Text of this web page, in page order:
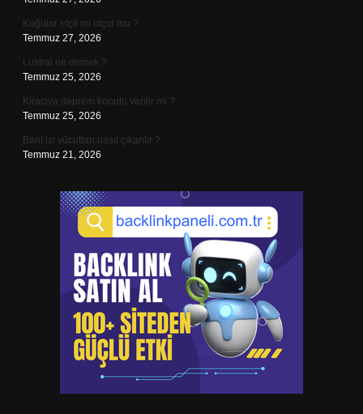
Kuğular etçil mi otçul mu ?
Temmuz 27, 2026
Lustral ne demek ?
Temmuz 25, 2026
Kiracıya deprem konutu verilir mi ?
Temmuz 25, 2026
Bant izi vücuttan nasıl çıkarılır ?
Temmuz 21, 2026